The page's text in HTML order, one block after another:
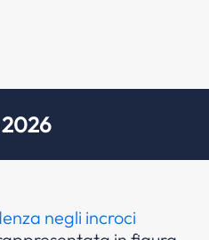
negli incroci